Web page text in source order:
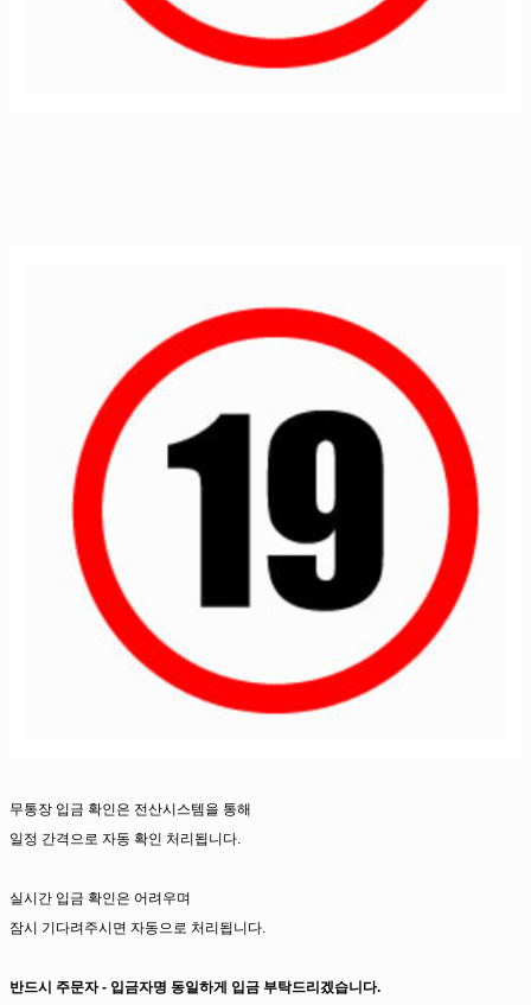
무통장 입금 확인은 전산시스템을 통해
일정 간격으로 자동 확인 처리됩니다.
실시간 입금 확인은 어려우며
잠시 기다려주시면 자동으로 처리됩니다.
반드시 주문자 - 입금자명 동일하게 입금 부탁드리겠습니다.